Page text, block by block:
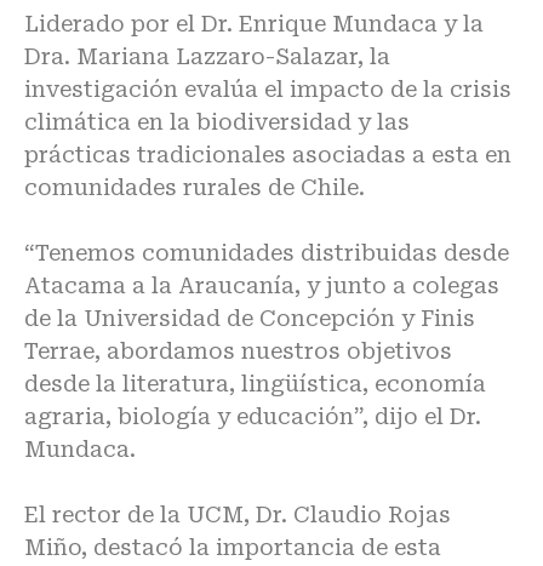
Liderado por el Dr. Enrique Mundaca y la
Dra. Mariana Lazzaro-Salazar, la
investigación evalúa el impacto de la crisis
climática en la biodiversidad y las
prácticas tradicionales asociadas a esta en
comunidades rurales de Chile.
“Tenemos comunidades distribuidas desde
Atacama a la Araucanía, y junto a colegas
de la Universidad de Concepción y Finis
Terrae, abordamos nuestros objetivos
desde la literatura, lingüística, economía
agraria, biología y educación”, dijo el Dr.
Mundaca.
El rector de la UCM, Dr. Claudio Rojas
Miño, destacó la importancia de esta